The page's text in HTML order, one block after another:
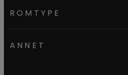
ROMTYPE
ANNET